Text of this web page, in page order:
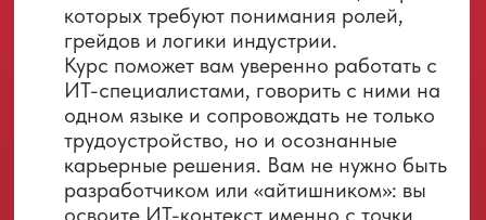
Сертификат Школы карьерного
менеджмента, подтверждающий
вашу уникальную специализацию